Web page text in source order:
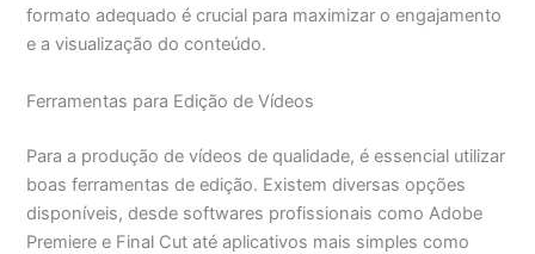
formato adequado é crucial para maximizar o engajamento
e a visualização do conteúdo.
Ferramentas para Edição de Vídeos
Para a produção de vídeos de qualidade, é essencial utilizar
boas ferramentas de edição. Existem diversas opções
disponíveis, desde softwares profissionais como Adobe
Premiere e Final Cut até aplicativos mais simples como